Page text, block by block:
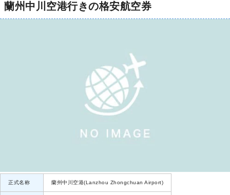
蘭州中川空港行きの格安航空券
正式名称 蘭州中川空港(Lanzhou Zhongchuan Airport)